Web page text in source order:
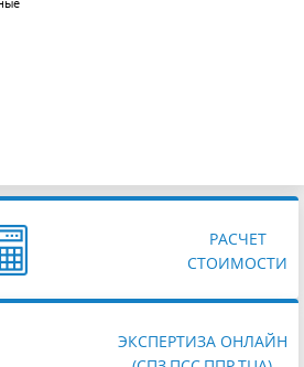
РАСЧЕТ
СТОИМОСТИ
ЭКСПЕРТИЗА ОНЛАЙН